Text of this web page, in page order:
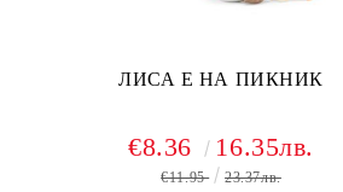
ЛИСА Е НА ПИКНИК
€8.36 16.35лв.
€11.95 23.37лв.